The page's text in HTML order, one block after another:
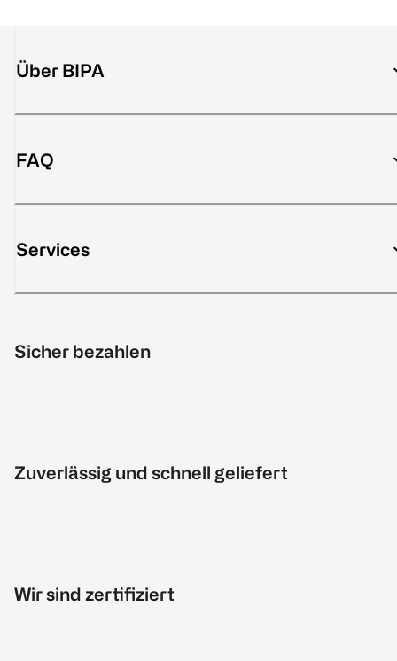
Über BIPA
FAQ
Services
Sicher bezahlen
Zuverlässig und schnell geliefert
Wir sind zertifiziert